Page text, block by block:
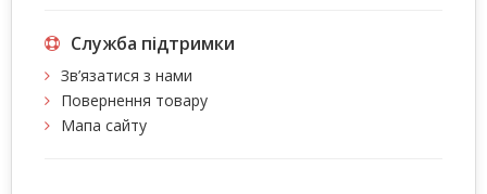
Служба підтримки
Зв’язатися з нами
Повернення товару
Мапа сайту